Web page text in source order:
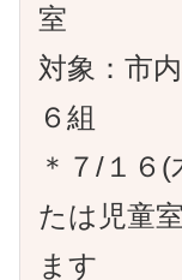
室
対象：市
６組
＊７/１６
たは児童
ます